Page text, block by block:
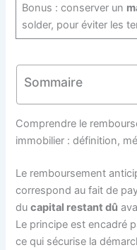
Bonus : conserver un
solder, pour éviter les
Sommaire
Comprendre le
immobilier : définition,
Le remboursement
correspond au fait de
ducapital restant dû
Le principe est encadré
ce qui sécurise la